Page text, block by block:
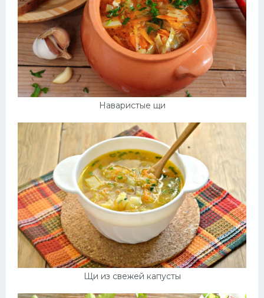
Наваристые щи
Щи из свежей капусты